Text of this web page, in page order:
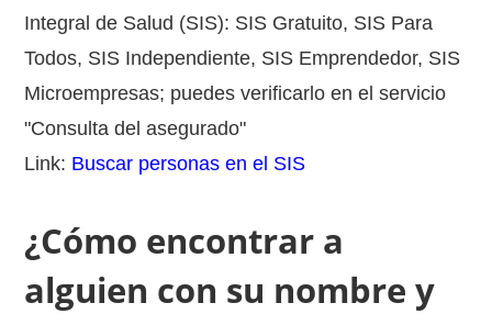
Integral de Salud (SIS): SIS Gratuito, SIS Para
Todos, SIS Independiente, SIS Emprendedor, SIS
Microempresas; puedes verificarlo en el servicio
"Consulta del asegurado"
Link: Buscar personas en el SIS
¿Cómo encontrar a
alguien con su nombre y